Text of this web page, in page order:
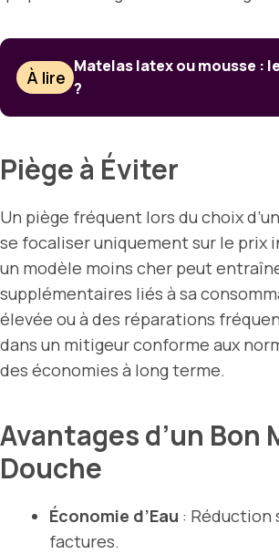
À lire
Matelas latex ou mousse :
?
Piège à Éviter
Un piège fréquent lors du choix
se focaliser uniquement sur le prix
un modèle moins cher peut
supplémentaires liés à sa
élevée ou à des réparations
dans un mitigeur conforme aux
des économies à long terme.
Avantages d’un Bon
Douche
Économie d’Eau : Réduction
factures.